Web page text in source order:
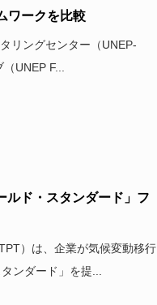
ワークを比較
リングセンター（UNEP-
UNEP F...
ルド・スタンダード」フ
）は、企業が気候変動移行
ンダード」を提...